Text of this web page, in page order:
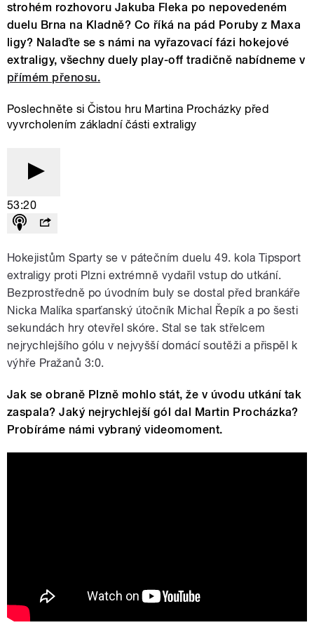
strohém rozhovoru Jakuba Fleka po nepovedeném
duelu Brna na Kladně? Co říká na pád Poruby z Maxa
ligy? Nalaďte se s námi na vyřazovací fázi hokejové
extraligy, všechny duely play-off tradičně nabídneme v
přímém přenosu.
Poslechněte si Čistou hru Martina Procházky před
vyvrcholením základní části extraligy
53:20
Hokejistům Sparty se v pátečním duelu 49. kola Tipsport
extraligy proti Plzni extrémně vydařil vstup do utkání.
Bezprostředně po úvodním buly se dostal před brankáře
Nicka Malíka sparťanský útočník Michal Řepík a po šesti
sekundách hry otevřel skóre. Stal se tak střelcem
nejrychlejšího gólu v nejvyšší domácí soutěži a přispěl k
výhře Pražanů 3:0.
Jak se obraně Plzně mohlo stát, že v úvodu utkání tak
zaspala? Jaký nejrychlejší gól dal Martin Procházka?
Probíráme námi vybraný videomoment.